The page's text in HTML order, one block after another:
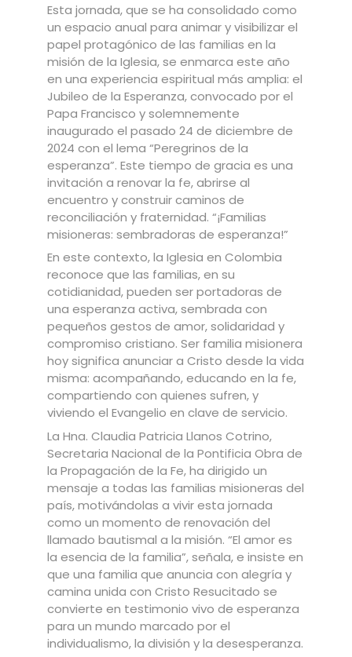
Esta jornada, que se ha consolidado como
un espacio anual para animar y visibilizar el
papel protagónico de las familias en la
misión de la Iglesia, se enmarca este año
en una experiencia espiritual más amplia: el
Jubileo de la Esperanza, convocado por el
Papa Francisco y solemnemente
inaugurado el pasado 24 de diciembre de
2024 con el lema “Peregrinos de la
esperanza”. Este tiempo de gracia es una
invitación a renovar la fe, abrirse al
encuentro y construir caminos de
reconciliación y fraternidad. “¡Familias
misioneras: sembradoras de esperanza!”
En este contexto, la Iglesia en Colombia
reconoce que las familias, en su
cotidianidad, pueden ser portadoras de
una esperanza activa, sembrada con
pequeños gestos de amor, solidaridad y
compromiso cristiano. Ser familia misionera
hoy significa anunciar a Cristo desde la vida
misma: acompañando, educando en la fe,
compartiendo con quienes sufren, y
viviendo el Evangelio en clave de servicio.
La Hna. Claudia Patricia Llanos Cotrino,
Secretaria Nacional de la Pontificia Obra de
la Propagación de la Fe, ha dirigido un
mensaje a todas las familias misioneras del
país, motivándolas a vivir esta jornada
como un momento de renovación del
llamado bautismal a la misión. “El amor es
la esencia de la familia”, señala, e insiste en
que una familia que anuncia con alegría y
camina unida con Cristo Resucitado se
convierte en testimonio vivo de esperanza
para un mundo marcado por el
individualismo, la división y la desesperanza.